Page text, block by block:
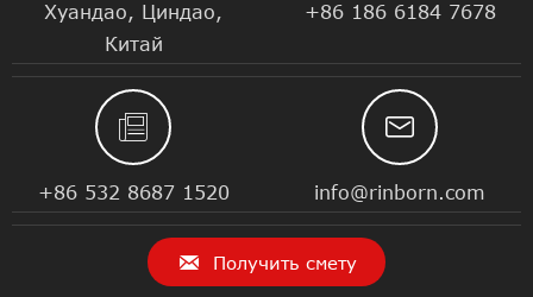
Хуандао, Циндао,
Китай
+86 186 6184 7678

+86 532 8687 1520

info@rinborn.com
 Получить смету